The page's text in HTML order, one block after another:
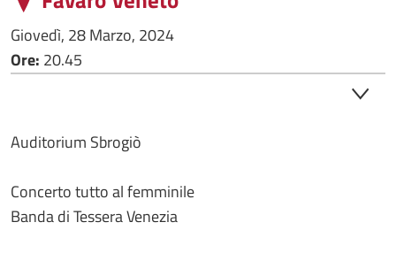
Giovedì, 28 Marzo, 2024
Ore: 20.45
Auditorium Sbrogiò
Concerto tutto al femminile
Banda di Tessera Venezia